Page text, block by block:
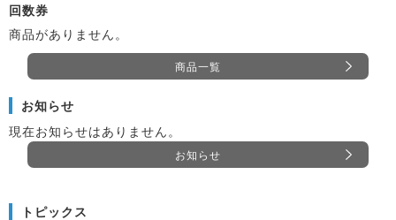
回数券
商品がありません。
商品一覧
お知らせ
現在お知らせはありません。
お知らせ
トピックス